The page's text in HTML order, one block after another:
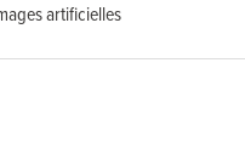
artificielles